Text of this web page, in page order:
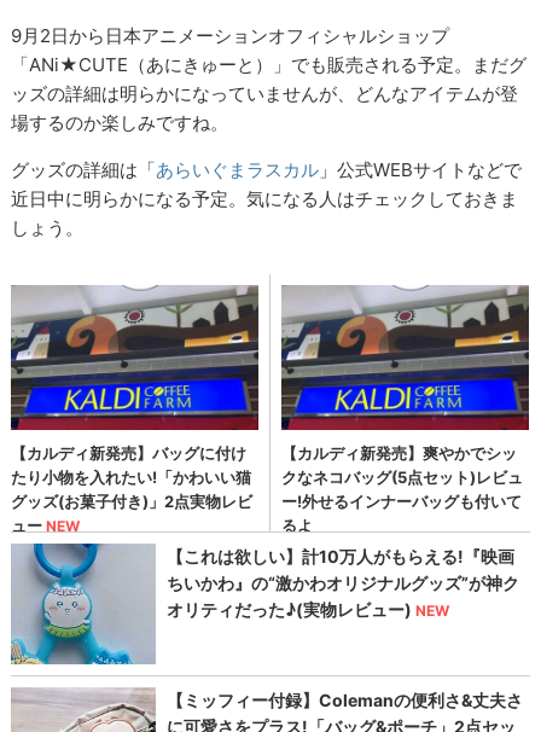
9月2日から日本アニメーションオフィシャルショップ
「ANi★CUTE（あにきゅーと）」でも販売される予定。まだグ
ッズの詳細は明らかになっていませんが、どんなアイテムが登
場するのか楽しみですね。
グッズの詳細は「あらいぐまラスカル 」公式WEBサイトなどで
近日中に明らかになる予定。気になる人はチェックしておきま
しょう。